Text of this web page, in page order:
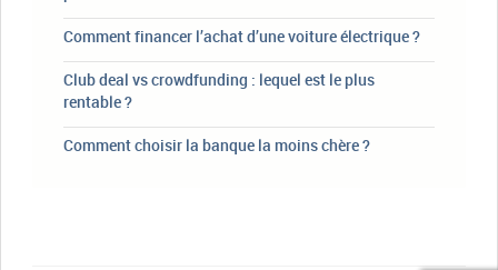
Comment financer l’achat d’une voiture électrique ?
Club deal vs crowdfunding : lequel est le plus
rentable ?
Comment choisir la banque la moins chère ?